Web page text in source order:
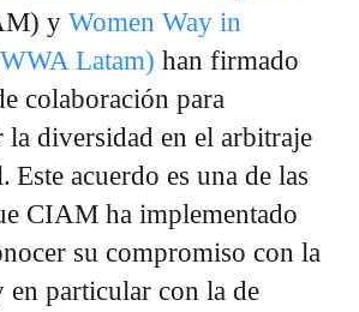
y Women Way in
Latam) han firmado
colaboración para
diversidad en el arbitraje
Este acuerdo es una de las
CIAM ha implementado
su compromiso con la
en particular con la de